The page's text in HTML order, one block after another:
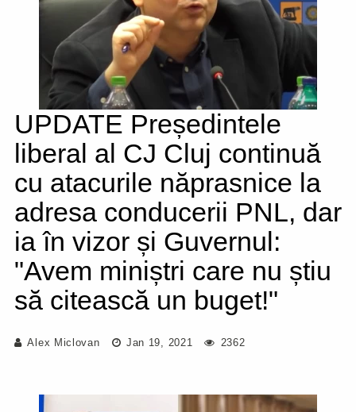
UPDATE Președintele
liberal al CJ Cluj continuă
cu atacurile năprasnice la
adresa conducerii PNL, dar
ia în vizor și Guvernul:
"Avem miniștri care nu știu
să citească un buget!"
Alex Miclovan Jan 19, 2021 2362